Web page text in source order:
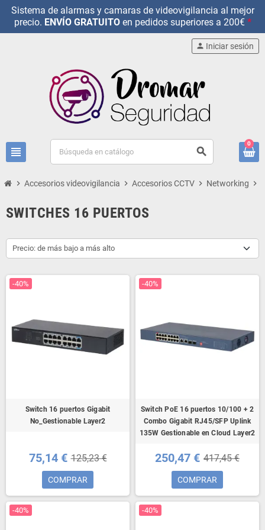
Sistema de alarmas y camaras de videovigilancia al mejor
precio. ENVÍO GRATUITOen pedidos superiores a 200€*
view_headline search
person Iniciar sesión
0
chevron_right Accesorios videovigilancia chevron_right Accesorios CCTV chevron_right Networking chevron_right
SWITCHES 16 PUERTOS
Precio: de más bajo a más alto
-40%
Switch 16 puertos Gigabit
No_Gestionable Layer2
75,14 € 125,23 €
COMPRAR
-40%
Switch PoE 16 puertos 10/100 + 2
Combo Gigabit RJ45/SFP Uplink
135W Gestionable en Cloud Layer2
250,47 € 417,45 €
COMPRAR
-40% -40%